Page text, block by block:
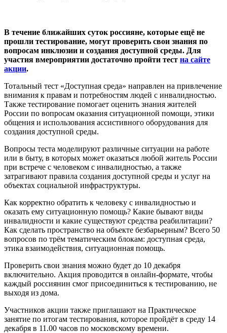
В течение ближайших суток россияне, которые ещё не
прошли тестирование, могут проверить свои знания по
вопросам инклюзии и создания доступной среды. Для
участия вмероприятии достаточно пройти тест на сайте
акции.
Тотальный тест «Доступная среда» направлен на привлечение
внимания к правам и потребностям людей с инвалидностью.
Также тестирование помогает оценить знания жителей
России по вопросам оказания ситуационной помощи, этики
общения и использования ассистивного оборудования для
создания доступной среды.
Вопросы теста моделируют различные ситуации на работе
или в быту, в которых может оказаться любой житель России
при встрече с человеком с инвалидностью, а также
затрагивают правила создания доступной среды и услуг на
объектах социальной инфраструктуры.
Как корректно обратить к человеку с инвалидностью и
оказать ему ситуационную помощь? Какие бывают виды
инвалидности и какие существуют средства реабилитации?
Как сделать пространство на объекте безбарьерным? Всего 50
вопросов по трём тематическим блокам: доступная среда,
этика взаимодействия, ситуационная помощь.
Проверить свои знания можно будет до 10 декабря
включительно. Акция проводится в онлайн-формате, чтобы
каждый россиянин смог присоединиться к тестированию, не
выходя из дома.
Участников акции также приглашают на Практическое
занятие по итогам тестирования, которое пройдёт в среду 14
декабря в 11.00 часов по московскому времени.